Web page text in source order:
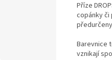
Příze
copánky či
Barevnice
vznikají